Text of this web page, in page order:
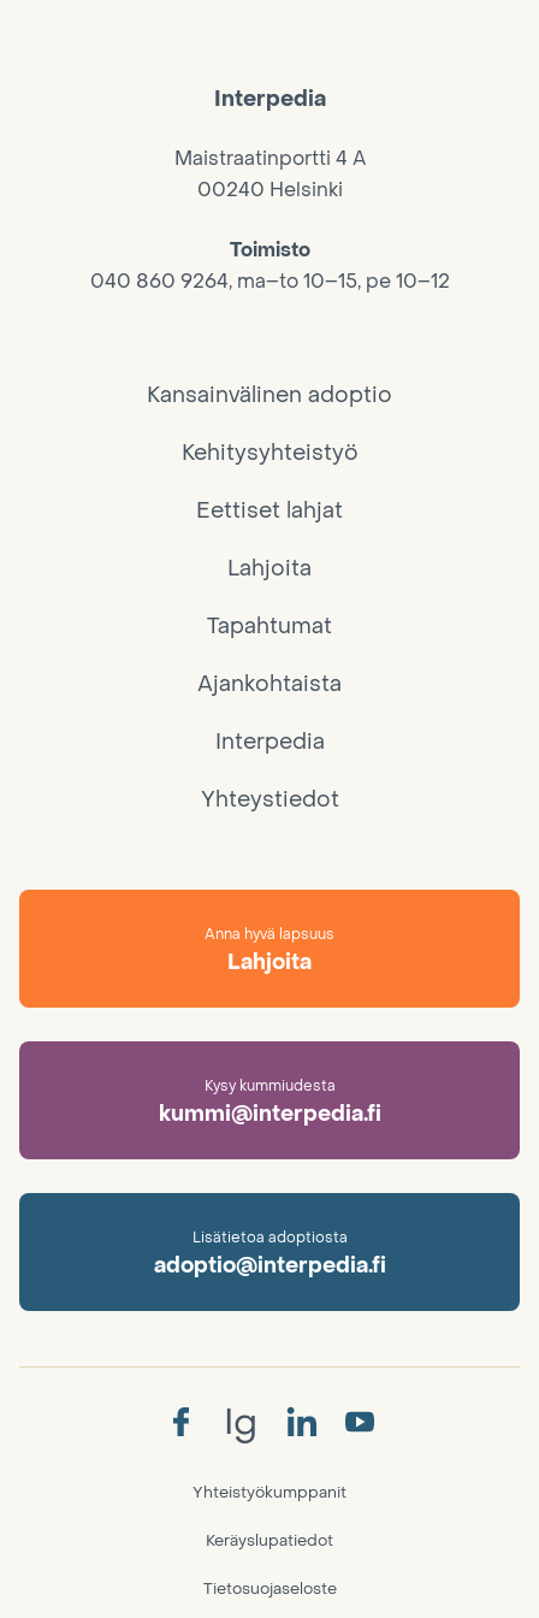
Interpedia
Maistraatinportti 4 A
00240 Helsinki
Toimisto
040 860 9264, ma–to 10–15, pe 10–12
Kansainvälinen adoptio
Kehitysyhteistyö
Eettiset lahjat
Lahjoita
Tapahtumat
Ajankohtaista
Interpedia
Yhteystiedot
Anna hyvä lapsuus
Lahjoita
Kysy kummiudesta
kummi@interpedia.fi
Lisätietoa adoptiosta
adoptio@interpedia.fi
Ig
Yhteistyökumppanit
Keräyslupatiedot
Tietosuojaseloste